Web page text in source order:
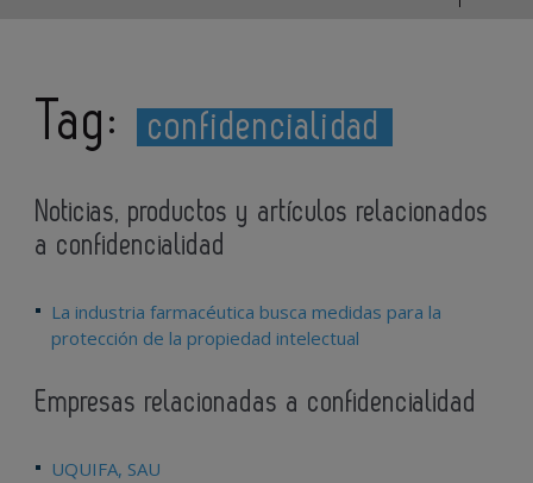
Tag: confidencialidad
Noticias, productos y artículos relacionados
a confidencialidad
La industria farmacéutica busca medidas para la
protección de la propiedad intelectual
Empresas relacionadas a confidencialidad
UQUIFA, SAU